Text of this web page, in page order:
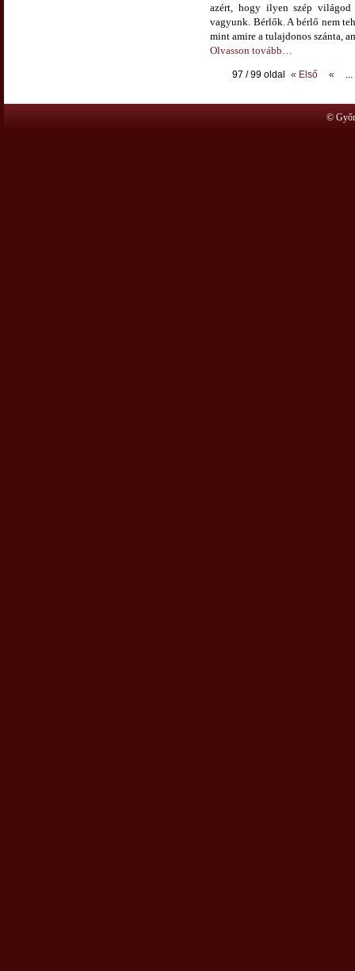
azért, hogy ilyen szép
vagyunk. Bérlők. A bérlő nem
mint amire a tulajdonos szánta,
Olvasson tovább…
97 / 99 oldal « Első « ...
©